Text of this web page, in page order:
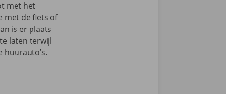
met het
met de fiets of
is er plaats
laten terwijl
huurauto’s.